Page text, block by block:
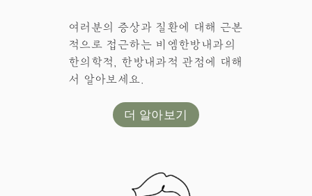
여러분의 증상과 질환에 대해 근본
적으로 접근하는 비엠한방내과의
한의학적, 한방내과적 관점에 대해
서 알아보세요.
더 알아보기